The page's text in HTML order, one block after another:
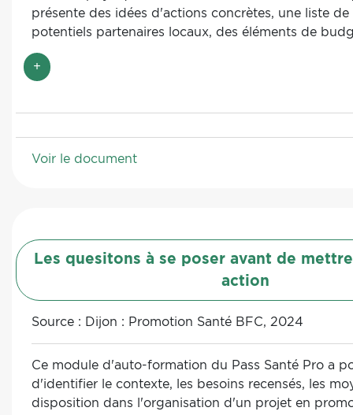
présente des idées d'actions concrètes, une liste
potentiels partenaires locaux, des éléments de
de bonnes pratiques, des documents ressources et
méthodologies pour accompagner les collectivités
+
Voir le document
Les quesitons à se poser avant de
action
Source : Dijon : Promotion Santé BFC, 2024
Ce module d'auto-formation du Pass Santé Pro a
d'identifier le contexte, les besoins recensés, les
disposition dans l'organisation d'un projet en